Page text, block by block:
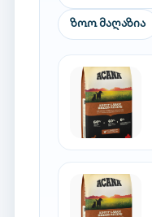
ზოო მაღაზია